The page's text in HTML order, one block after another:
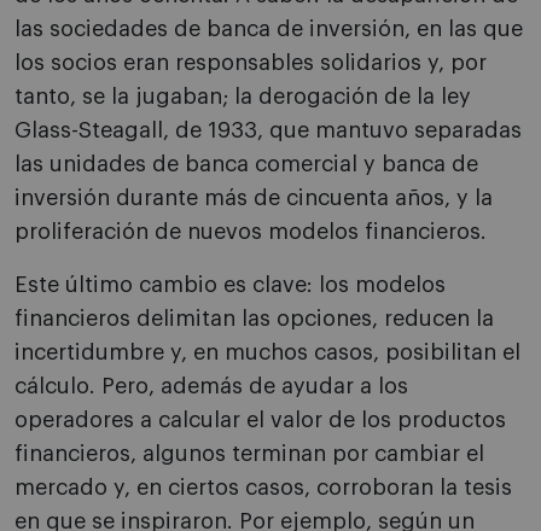
las sociedades de banca de inversión, en las que
los socios eran responsables solidarios y, por
tanto, se la jugaban; la derogación de la ley
Glass-Steagall, de 1933, que mantuvo separadas
las unidades de banca comercial y banca de
inversión durante más de cincuenta años, y la
proliferación de nuevos modelos financieros.
Este último cambio es clave: los modelos
financieros delimitan las opciones, reducen la
incertidumbre y, en muchos casos, posibilitan el
cálculo. Pero, además de ayudar a los
operadores a calcular el valor de los productos
financieros, algunos terminan por cambiar el
mercado y, en ciertos casos, corroboran la tesis
en que se inspiraron. Por ejemplo, según un